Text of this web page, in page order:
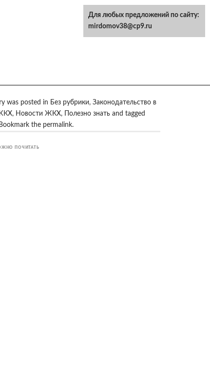
was posted in Без рубрики, Законодательство в
, Новости ЖКХ, Полезно знать and tagged
the permalink.
ПОЧИТАТЬ
Для любых предложений по сайту:
mirdomov38@cp9.ru